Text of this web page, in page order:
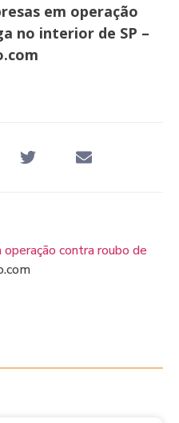
em operação
no interior de SP –
contra roubo de